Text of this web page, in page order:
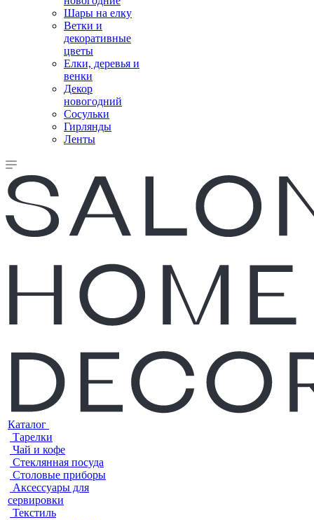
Шары на елку
Ветки и
декоративные
цветы
Елки, деревья и
венки
Декор
новогодний
Сосульки
Гирлянды
Ленты
Каталог
Тарелки
Чай и кофе
Стеклянная посуда
Столовые приборы
Аксессуары для
сервировки
Текстиль